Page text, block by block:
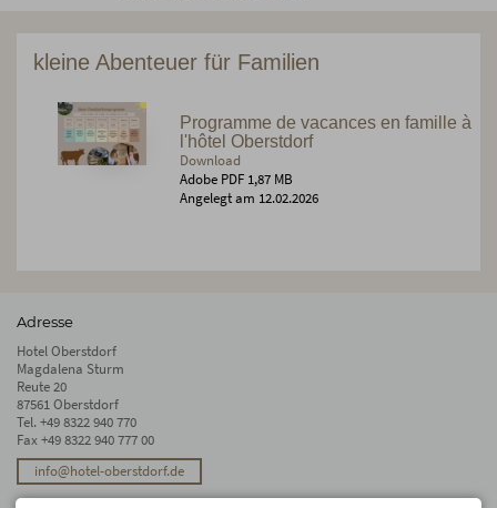
kleine Abenteuer für Familien
Programme de vacances en famille à
l'hôtel Oberstdorf
Download
Adobe PDF 1,87 MB
Angelegt am 12.02.2026
Adresse
Hotel Oberstdorf
Magdalena Sturm
Reute 20
87561 Oberstdorf
Tel. +49 8322 940 770
Fax +49 8322 940 777 00
info@hotel-oberstdorf.de